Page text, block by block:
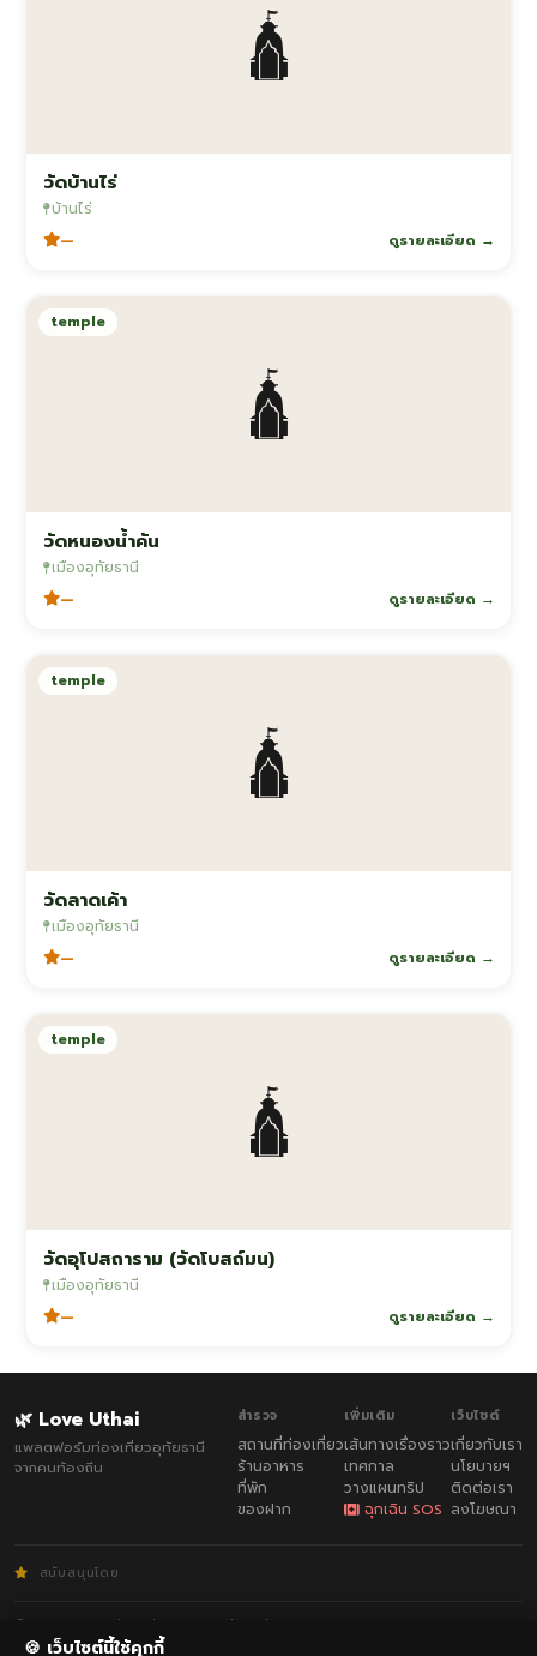
🛕
วัดบ้านไร่
บ้านไร่
— ดูรายละเอียด →
🛕
temple
วัดหนองน้ำคัน
เมืองอุทัยธานี
— ดูรายละเอียด →
🛕
temple
วัดลาดเค้า
เมืองอุทัยธานี
— ดูรายละเอียด →
🛕
temple
วัดอุโปสถาราม (วัดโบสถ์มน)
เมืองอุทัยธานี
— ดูรายละเอียด →
🌿 Love Uthai
แพลตฟอร์มท่องเที่ยวอุทัยธานี
จากคนท้องถิ่น
สำรวจ
สถานที่ท่องเที่ยว
ร้านอาหาร
ที่พัก
ของฝาก
เพิ่มเติม
เส้นทางเรื่องราว
เทศกาล
วางแผนทริป
ฉุกเฉิน SOS
เว็บไซต์
เกี่ยวกับเรา
นโยบายฯ
ติดต่อเรา
ลงโฆษณา
สนับสนุนโดย
© 2026 Love Uthai · พัฒนาโดย
Uthai Thani Smart System
กฎกติกา · ความเป็นส่วนตัว
🍪 เว็บไซต์นี้ใช้คุกกี้